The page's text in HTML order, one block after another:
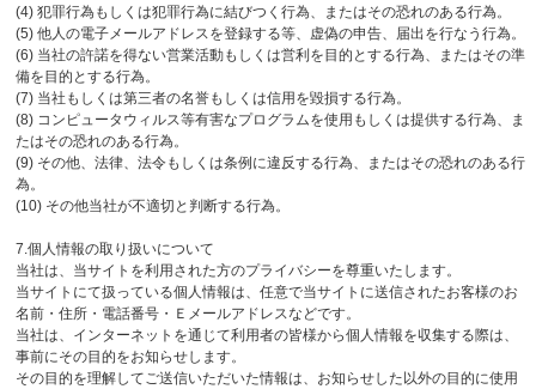
(4) 犯罪行為もしくは犯罪行為に結びつく行為、またはその恐れのある行為。
(5) 他人の電子メールアドレスを登録する等、虚偽の申告、届出を行なう行為。
(6) 当社の許諾を得ない営業活動もしくは営利を目的とする行為、またはその準
備を目的とする行為。
(7) 当社もしくは第三者の名誉もしくは信用を毀損する行為。
(8) コンピュータウィルス等有害なプログラムを使用もしくは提供する行為、ま
たはその恐れのある行為。
(9) その他、法律、法令もしくは条例に違反する行為、またはその恐れのある行
為。
(10) その他当社が不適切と判断する行為。
7.個人情報の取り扱いについて
当社は、当サイトを利用された方のプライバシーを尊重いたします。
当サイトにて扱っている個人情報は、任意で当サイトに送信されたお客様のお
名前・住所・電話番号・Ｅメールアドレスなどです。
当社は、インターネットを通じて利用者の皆様から個人情報を収集する際は、
事前にその目的をお知らせします。
その目的を理解してご送信いただいた情報は、お知らせした以外の目的に使用